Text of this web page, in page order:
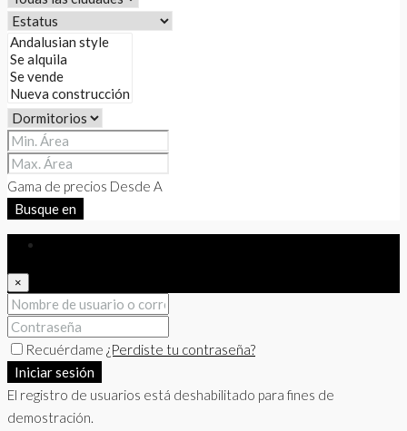
Gama de precios Desde A
Busque en
×
Recuérdame ¿Perdiste tu contraseña?
Iniciar sesión
El registro de usuarios está deshabilitado para fines de
demostración.